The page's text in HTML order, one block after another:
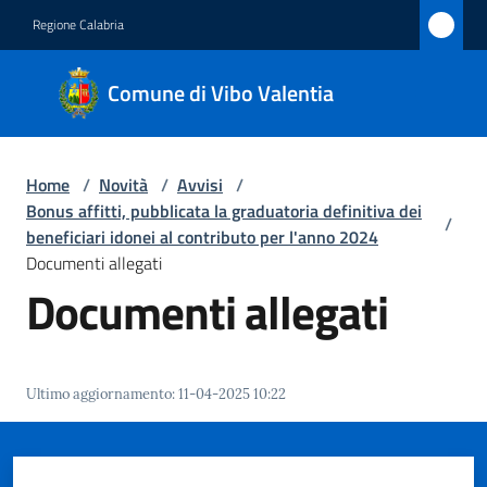
Regione Calabria
Comune di Vibo Valentia
Comune
di Vibo
Valentia
Amministrazione
Novità
Menu selezionato
Valentia
Home / Novità / Avvisi /
Bonus affitti, pubblicata la graduatoria definitiva dei
beneficiari idonei al contributo per l'anno 2024
/
Documenti allegati
Documenti allegati
Ultimo aggiornamento:11-04-2025 10:22